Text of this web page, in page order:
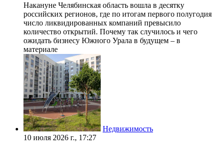
Накануне Челябинская область вошла в десятку
российских регионов, где по итогам первого полугодия
число ликвидированных компаний превысило
количество открытий. Почему так случилось и чего
ожидать бизнесу Южного Урала в будущем – в
материале
Недвижимость
10 июля 2026 г., 17:27